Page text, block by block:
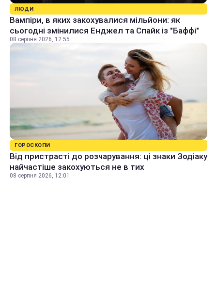
ЛЮДИ
Вампіри, в яких закохувалися мільйони: як
сьогодні змінилися Енджел та Спайк із "Баффі"
08 серпня 2026, 12:55
ГОРОСКОПИ
Від пристрасті до розчарування: ці знаки Зодіаку
найчастіше закохуються не в тих
08 серпня 2026, 12:01